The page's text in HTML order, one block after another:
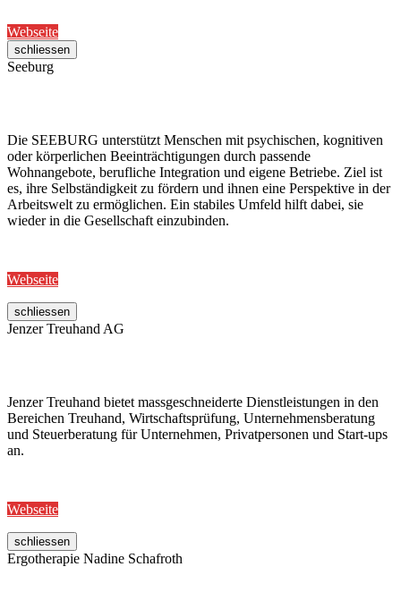
Webseite
schliessen
Seeburg
Die SEEBURG unterstützt Menschen mit psychischen, kognitiven
oder körperlichen Beeinträchtigungen durch passende
Wohnangebote, berufliche Integration und eigene Betriebe. Ziel ist
es, ihre Selbständigkeit zu fördern und ihnen eine Perspektive in der
Arbeitswelt zu ermöglichen. Ein stabiles Umfeld hilft dabei, sie
wieder in die Gesellschaft einzubinden.
Webseite
schliessen
Jenzer Treuhand AG
Jenzer Treuhand bietet massgeschneiderte Dienstleistungen in den
Bereichen Treuhand, Wirtschaftsprüfung, Unternehmensberatung
und Steuerberatung für Unternehmen, Privatpersonen und Start-ups
an.
Webseite
schliessen
Ergotherapie Nadine Schafroth